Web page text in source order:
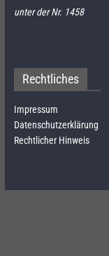
unter der Nr. 1458
Rechtliches
Impressum
Datenschutzerklärung
Rechtlicher Hinweis